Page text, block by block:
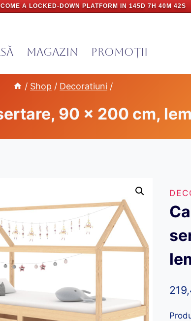
A LOCKED-DOWN PLATFORM IN 145D 7H 40M 41S
Magazin PROMOȚII
/ Shop / Decoratiuni /
90 x 200 cm,